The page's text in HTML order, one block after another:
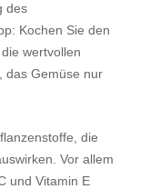
des
Kochen Sie den
wertvollen
das Gemüse nur
die
Vor allem
und Vitamin E